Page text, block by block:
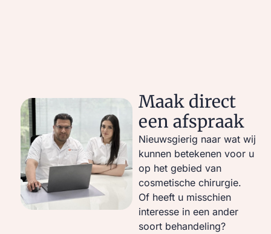
Maak direct
een afspraak
Nieuwsgierig naar wat wij
kunnen betekenen voor u
op het gebied van
cosmetische chirurgie.
Of heeft u misschien
interesse in een ander
soort behandeling?